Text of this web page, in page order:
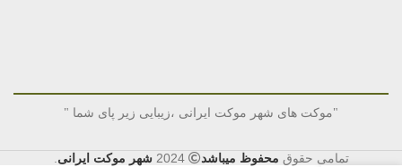
"موکت های شهر موکت ایرانی ،زیبایی زیر پای شما "
تمامی حقوق محفوظ میباشد 2024 شهر موکت ایرانی